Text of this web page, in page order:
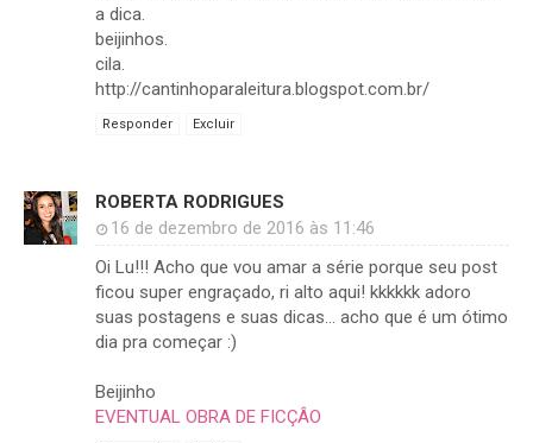
a dica.
beijinhos.
cila.
http://cantinhoparaleitura.blogspot.com.br/
Responder Excluir
ROBERTA RODRIGUES
16 de dezembro de 2016 às 11:46
Oi Lu!!! Acho que vou amar a série porque seu post
ficou super engraçado, ri alto aqui! kkkkkk adoro
suas postagens e suas dicas... acho que é um ótimo
dia pra começar :)
Beijinho
EVENTUAL OBRA DE FICÇÂO